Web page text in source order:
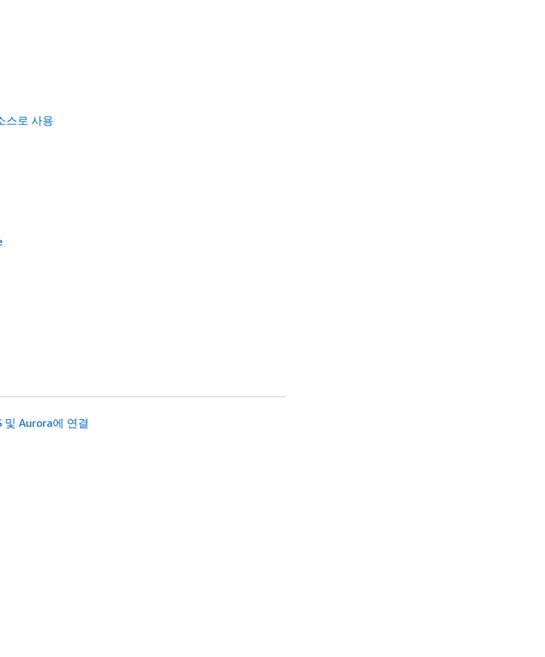
스로 사용
및 Aurora에 연결